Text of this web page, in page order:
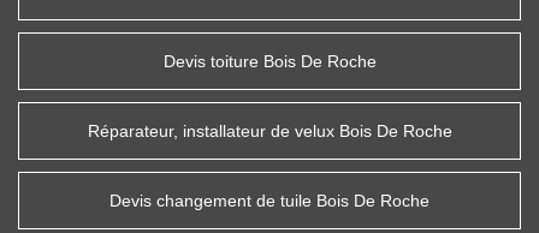
Devis toiture Bois De Roche
Réparateur, installateur de velux Bois De Roche
Devis changement de tuile Bois De Roche